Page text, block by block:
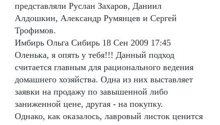
представляли Руслан Захаров, Даниил
Алдошкин, Александр Румянцев и Сергей
Трофимов.
Имбирь Ольга Сибирь 18 Сен 2009 17:45
Оленька, я опять у тебя!!! Данный подход
считается главным для рационального ведения
домашнего хозяйства. Одна из них выставляет
заявки на продажу по завышенной либо
заниженной цене, другая - на покупку.
Однако, как оказалось, лавровый листок ценится